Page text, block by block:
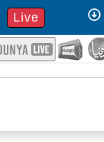
Live